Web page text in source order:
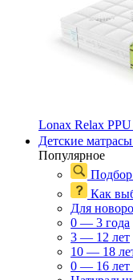
Lonax Relax
Детские матрасы
Популярное
Подбор
Как
Для
0 — 3 года
3 — 12 лет
10 — 18
0 — 16 лет